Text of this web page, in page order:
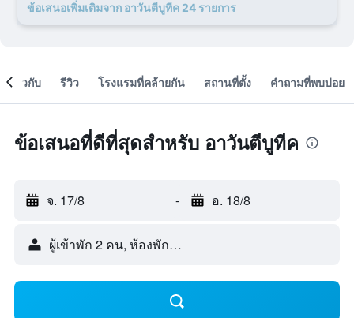
ข้อเสนอเพิ่มเติมจาก อาวันตีบูทีค 24 รายการ
เกี่ยวกับ รีวิว โรงแรมที่คล้ายกัน สถานที่ตั้ง คำถามที่พบบ่อย
ข้อเสนอที่ดีที่สุดสำหรับ อาวันตีบูทีค
จ. 17/8 - อ. 18/8
ผู้เข้าพัก 2 คน, ห้องพัก 1 ห้อง